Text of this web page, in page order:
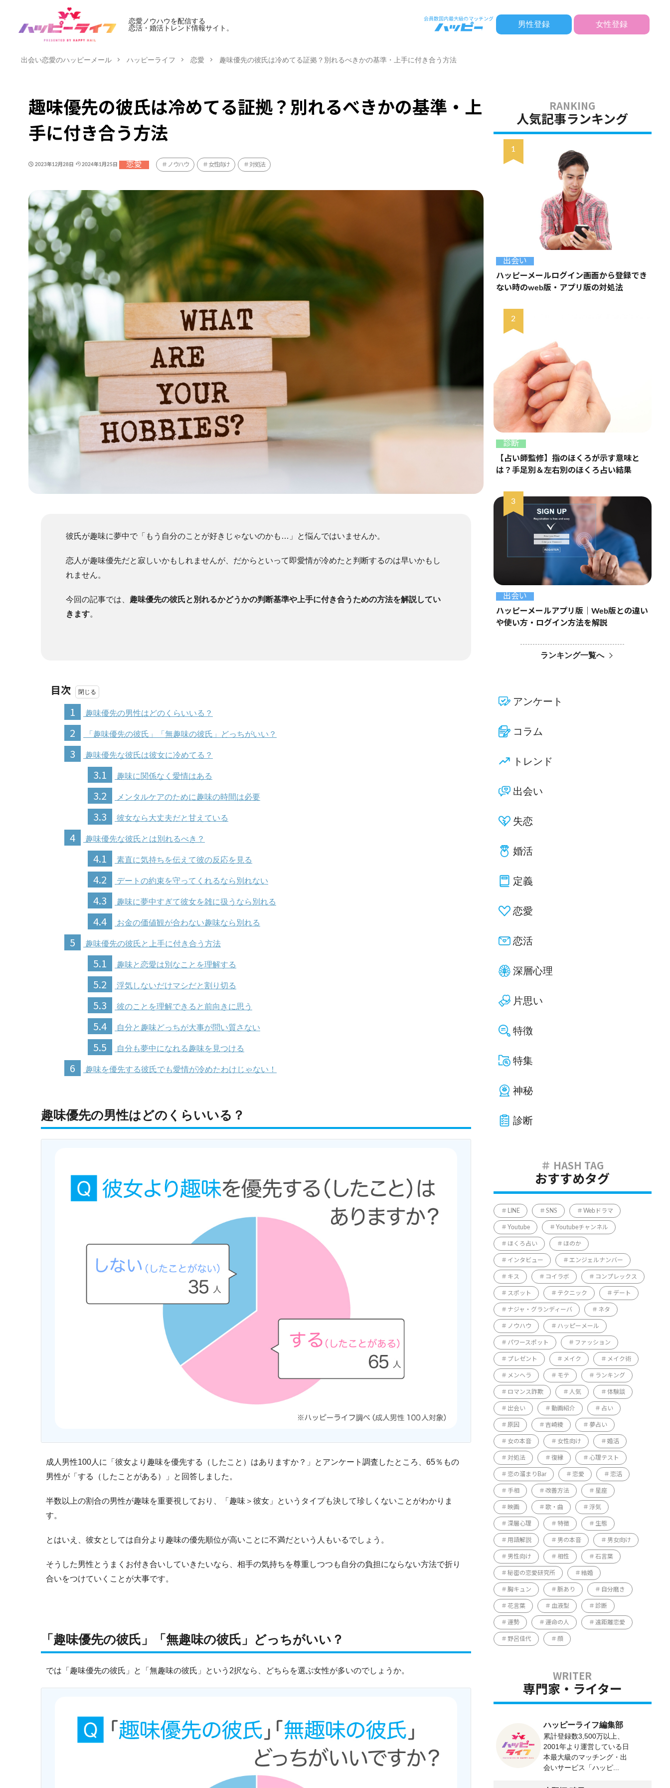
恋愛ノウハウを配信する
恋活・婚活トレンド情報サイト。
男性登録 女性登録
出会い恋愛のハッピーメール ハッピーライフ 恋愛 趣味優先の彼氏は冷めてる証拠？別れるべきかの基準・上手に付き合う方法
趣味優先の彼氏は冷めてる証拠？別れるべきかの基準・上
手に付き合う方法
2023年12月28日 2024年1月25日 恋愛 ノウハウ 女性向け 対処法
彼氏が趣味に夢中で「もう自分のことが好きじゃないのかも…」と悩んではいませんか。
恋人が趣味優先だと寂しいかもしれませんが、だからといって即愛情が冷めたと判断するのは早いかもし
れません。
今回の記事では、 趣味優先の彼氏と別れるかどうかの判断基準や上手に付き合うための方法を解説してい
きます。
目次
1
趣味優先の男性はどのくらいいる？
2 「趣味優先の彼氏」「無趣味の彼氏」どっちがいい？
3 趣味優先な彼氏は彼女に冷めてる？
3.1 趣味に関係なく愛情はある
3.2 メンタルケアのために趣味の時間は必要
3.3 彼女なら大丈夫だと甘えている
4 趣味優先な彼氏とは別れるべき？
4.1 素直に気持ちを伝えて彼の反応を見る
4.2 デートの約束を守ってくれるなら別れない
4.3 趣味に夢中すぎて彼女を雑に扱うなら別れる
4.4 お金の価値観が合わない趣味なら別れる
5 趣味優先の彼氏と上手に付き合う方法
5.1 趣味と恋愛は別なことを理解する
5.2 浮気しないだけマシだと割り切る
5.3 彼のことを理解できると前向きに思う
5.4 自分と趣味どっちが大事が問い質さない
5.5 自分も夢中になれる趣味を見つける
6 趣味を優先する彼氏でも愛情が冷めたわけじゃない！
趣味優先の男性はどのくらいいる？
成人男性100人に「彼女より趣味を優先する（したこと）はありますか？」とアンケート調査したところ、65％もの
男性が「する（したことがある）」と回答しました。
半数以上の割合の男性が趣味を重要視しており、「趣味＞彼女」というタイプも決して珍しくないことがわかりま
す。
とはいえ、彼女としては自分より趣味の優先順位が高いことに不満だという人もいるでしょう。
そうした男性とうまくお付き合いしていきたいなら、相手の気持ちを尊重しつつも自分の負担にならない方法で折り
合いをつけていくことが大事です。
「趣味優先の彼氏」「無趣味の彼氏」どっちがいい？
では「趣味優先の彼氏」と「無趣味の彼氏」という2択なら、どちらを選ぶ女性が多いのでしょうか。
人気記事ランキング
出会い
ハッピーメールログイン画面から登録でき
ない時のweb版・アプリ版の対処法
診断
【占い師監修】指のほくろが示す意味と
は？手足別＆左右別のほくろ占い結果
出会い
ハッピーメールアプリ版｜Web版との違い
や使い方・ログイン方法を解説
ランキング一覧へ
アンケート
コラム
トレンド
出会い
失恋
婚活
定義
恋愛
恋活
深層心理
片思い
特徴
特集
神秘
診断
おすすめタグ
LINE SNS Webドラマ
Youtube Youtubeチャンネル
ほくろ占い ほのか
インタビュー エンジェルナンバー
キス コイラボ コンプレックス
スポット テクニック デート
ナジャ・グランディーバ ネタ
ノウハウ ハッピーメール
パワースポット ファッション
プレゼント メイク メイク術
メンヘラ モテ ランキング
ロマンス詐欺 人気 体験談
出会い 動画紹介 占い
原因 吉崎綾 夢占い
女の本音 女性向け 婚活
対処法 復縁 心理テスト
恋の溜まりBar 恋愛 恋活
手相 改善方法 星座
映画 歌・曲 浮気
深層心理 特徴 生態
用語解説 男の本音 男女向け
男性向け 相性 石言葉
秘密の恋愛研究所 結婚
胸キュン 脈あり 自分磨き
花言葉 血液型 診断
運勢 運命の人 遠距離恋愛
野呂佳代 顔
専門家・ライター
ハッピーライフ編集部
累計登録数3,500万以上、
2001年より運営している日
本最大級のマッチング・出
会いサービス「ハッピ...